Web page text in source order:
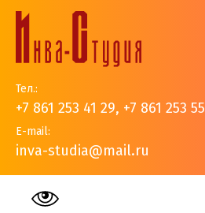
Тел.:
+7 861 253 41 29, +7 861 253
E-mail:
inva-studia@mail.ru
На главную > Наши работы >